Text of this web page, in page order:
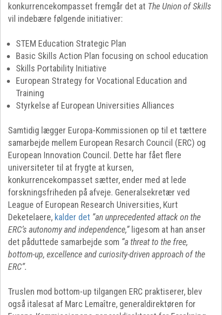
konkurrencekompasset fremgår det at The Union of Skills
vil indebære følgende initiativer:
STEM Education Strategic Plan
Basic Skills Action Plan focusing on school education
Skills Portability Initiative
European Strategy for Vocational Education and
Training
Styrkelse af European Universities Alliances
Samtidig lægger Europa-Kommissionen op til et tættere
samarbejde mellem European Resarch Council (ERC) og
European Innovation Council. Dette har fået flere
universiteter til at frygte at kursen,
konkurrencekompasset sætter, ender med at lede
forskningsfriheden på afveje. Generalsekretær ved
League of European Research Universities, Kurt
Deketelaere, kalder det ”an unprecedented attack on the
ERC’s autonomy and independence,”ligesom at han anser
det påduttede samarbejde som “a threat to the free,
bottom-up, excellence and curiosity-driven approach of the
ERC”.
Truslen mod bottom-up tilgangen ERC praktiserer, blev
også italesat af Marc Lemaître, generaldirektøren for